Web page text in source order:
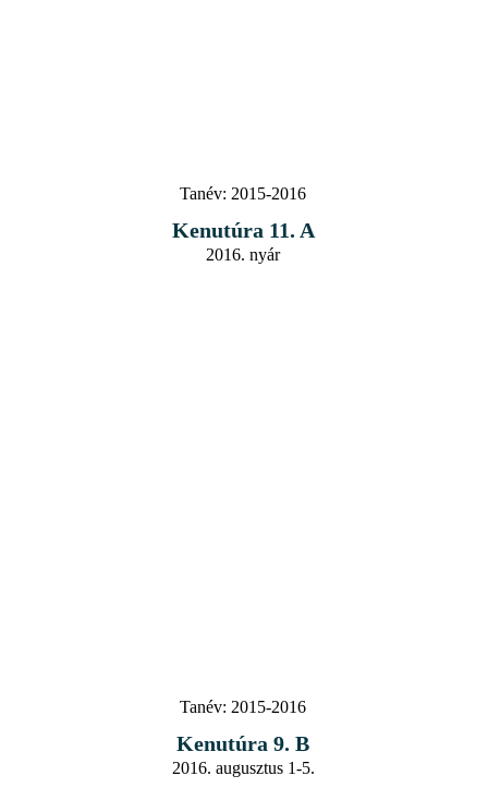
Tanév: 2015-2016
Kenutúra 11. A
2016. nyár
Tanév: 2015-2016
Kenutúra 9. B
2016. augusztus 1-5.